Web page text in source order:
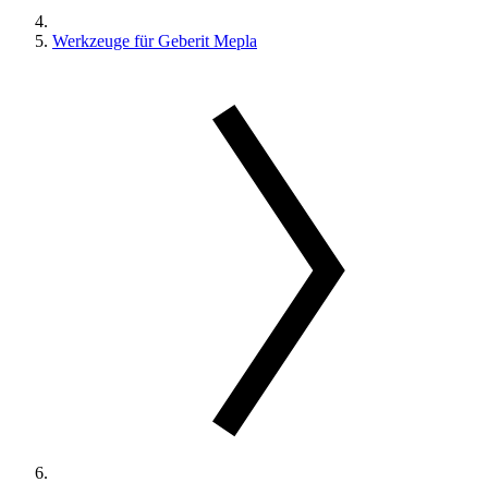
Werkzeuge für Geberit Mepla